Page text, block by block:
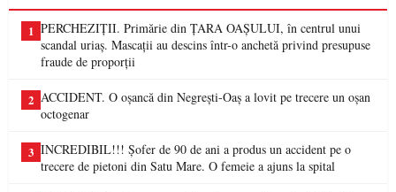
1 PERCHEZIȚII. Primărie din ȚARA OAȘULUI, în centrul unui
scandal uriaș. Mascații au descins într-o anchetă privind presupuse
fraude de proporții
2 ACCIDENT. O oșancă din Negrești-Oaș a lovit pe trecere un oșan
octogenar
3 INCREDIBIL!!! Șofer de 90 de ani a produs un accident pe o
trecere de pietoni din Satu Mare. O femeie a ajuns la spital